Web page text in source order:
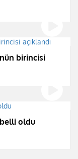
birincisi
belli oldu